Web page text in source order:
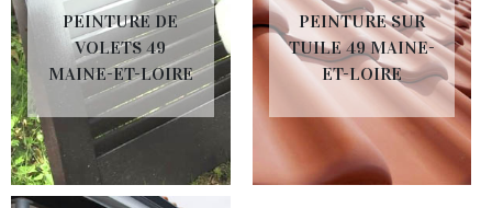
PEINTURE DE
VOLETS 49
MAINE-ET-LOIRE
PEINTURE SUR
TUILE 49 MAINE-
ET-LOIRE